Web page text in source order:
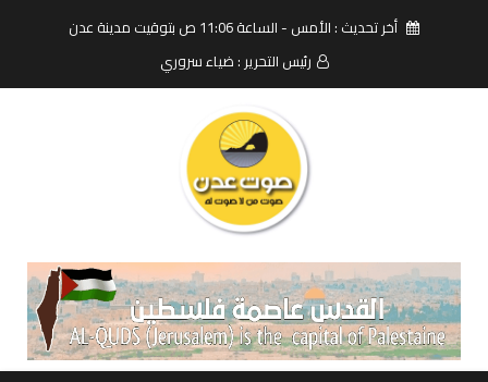
أخر تحديث : الأمس - الساعة 11:06 ص بتوقيت مدينة عدن
رئيس التحرير : ضياء سروري